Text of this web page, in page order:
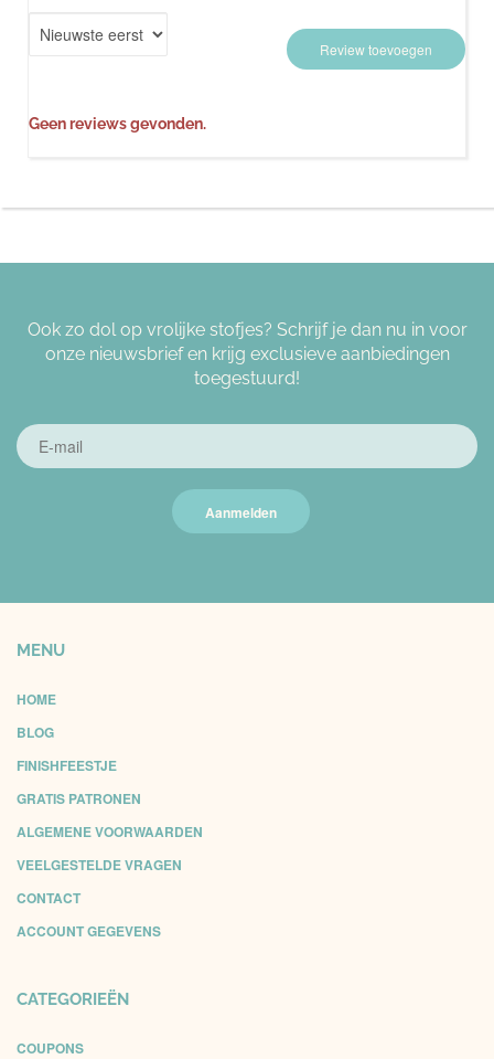
Review toevoegen
Geen reviews gevonden.
Ook zo dol op vrolijke stofjes? Schrijf je dan nu in voor
onze nieuwsbrief en krijg exclusieve aanbiedingen
toegestuurd!
Aanmelden
MENU
HOME
BLOG
FINISHFEESTJE
GRATIS PATRONEN
ALGEMENE VOORWAARDEN
VEELGESTELDE VRAGEN
CONTACT
ACCOUNT GEGEVENS
CATEGORIEËN
COUPONS